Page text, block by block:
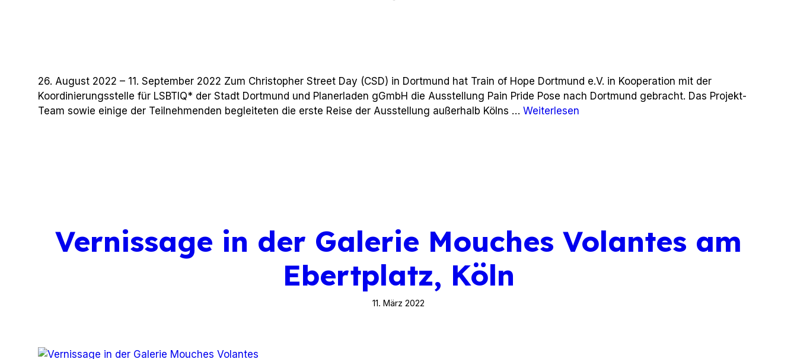
26. August 2022 – 11. September 2022 Zum Christopher Street Day (CSD) in Dortmund hat Train of Hope Dortmund e.V. in Kooperation mit der
Koordinierungsstelle für LSBTIQ* der Stadt Dortmund und Planerladen gGmbH die Ausstellung Pain Pride Pose nach Dortmund gebracht. Das Projekt-
Team sowie einige der Teilnehmenden begleiteten die erste Reise der Ausstellung außerhalb Kölns … Weiterlesen
Vernissage in der Galerie Mouches Volantes am
Ebertplatz, Köln
11. März 2022